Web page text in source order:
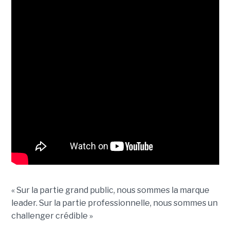
« Sur la partie grand public, nous sommes la marque
leader. Sur la partie professionnelle, nous sommes un
challenger crédible »